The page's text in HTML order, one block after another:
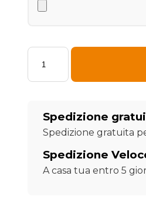
Plaid
in
maxi
100X180
personalizzata
foto
collage
Spedizione
Spedizione gratuita
Spedizione
A casa tua entro 5